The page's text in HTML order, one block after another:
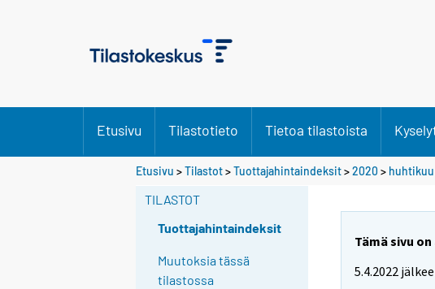
Etusivu Tilastotieto Tietoa tilastoista
Etusivu >Tilastot>Tuottajahintaindeksit>2020 > huhtikuu
TILASTOT
Tuottajahintaindeksit
Muutoksia tässä
tilastossa
Tämä sivu
5.4.2022